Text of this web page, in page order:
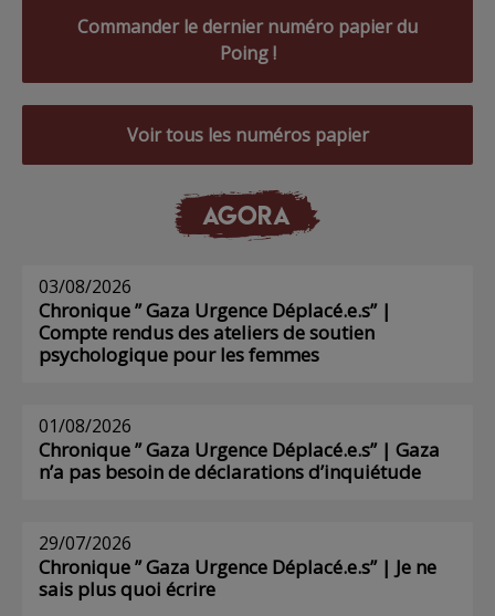
Commander le dernier numéro papier du
Poing !
Voir tous les numéros papier
AGORA
03/08/2026
Chronique ” Gaza Urgence Déplacé.e.s” |
Compte rendus des ateliers de soutien
psychologique pour les femmes
01/08/2026
Chronique ” Gaza Urgence Déplacé.e.s” | Gaza
n’a pas besoin de déclarations d’inquiétude
29/07/2026
Chronique ” Gaza Urgence Déplacé.e.s” | Je ne
sais plus quoi écrire